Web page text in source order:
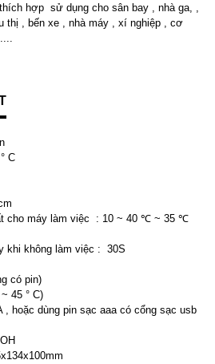
hợp sử dụng cho sân bay , nhà ga, ,
thị , bến xe , nhà máy , xí nghiệp , cơ
C
cho máy làm việc : 10 ~ 40 ℃ ~ 35 ℃
khi không làm việc : 30S
có pin)
45 ° C)
, hoặc dùng pin sạc aaa có cổng sạc usb